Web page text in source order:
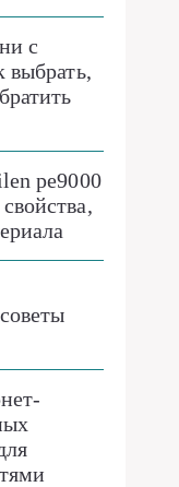
с
выбрать,
pe9000